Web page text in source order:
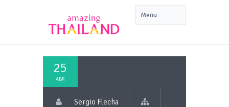
25
ABR
Sergio Flecha